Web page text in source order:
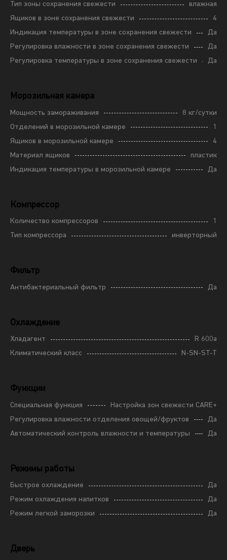
Тип зоны сохранения свежести
влажная
Ящиков в зоне сохранения свежести
4
Индикация температуры в зоне сохранения свежести
Да
Регулировка влажности в зоне сохранения свежести
Да
Регулировка температуры в зоне сохранения свежести
Да
Морозильная камера
Мощность замораживания
8 кг/сутки
Отделений в морозильной камере
1
Ящиков в морозильной камере
4
Материал ящиков
пластик
Индикация температуры в морозильной камере
Да
Компрессор
Количество компрессоров
1
Тип компрессора
инверторный
Фильтр
Антибактериальный фильтр Да
Охлаждение
Хладагент
R 600a
Климатический класс
N-SN-ST-T
Функции
Специальная функция
Настройка зон свежести CARE+
Регулировка влажности отделения овощей/фруктов
Да
Автоматический контроль влажности и температуры
Да
Режимы работы
Быстрое охлаждение
Да
Режим охлаждения напитков
Да
Режим легкой заморозки
Да
Дверь